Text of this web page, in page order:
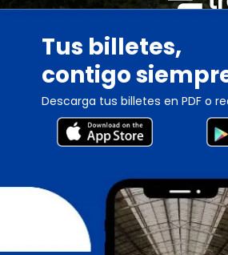
Tus billetes,
contigo
Descarga tus billetes en PDF o